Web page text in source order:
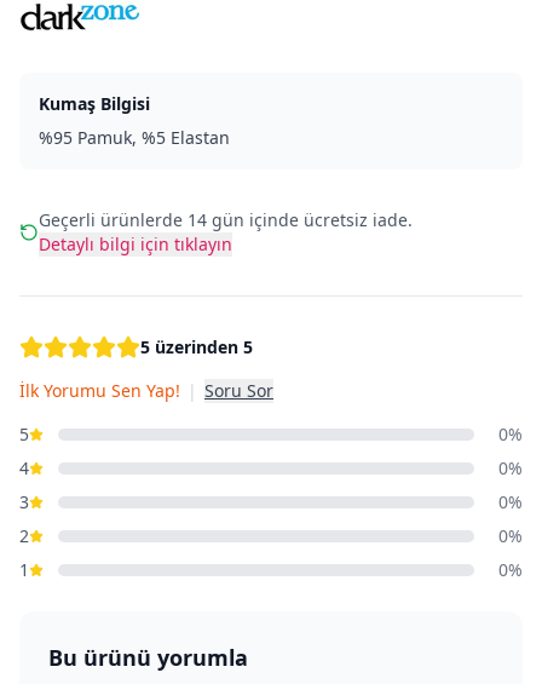
Kumaş Bilgisi
%95 Pamuk, %5 Elastan
Geçerli ürünlerde 14 gün içinde ücretsiz iade.
Detaylı bilgi için tıklayın
5 üzerinden 5
İlk Yorumu Sen Yap! | Soru Sor
5
0%
4
0%
3
0%
2
0%
1
0%
Bu ürünü yorumla